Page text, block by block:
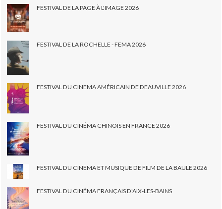
FESTIVAL DE LA PAGE À L'IMAGE 2026
FESTIVAL DE LA ROCHELLE - FEMA 2026
FESTIVAL DU CINEMA AMÉRICAIN DE DEAUVILLE 2026
FESTIVAL DU CINÉMA CHINOIS EN FRANCE 2026
FESTIVAL DU CINEMA ET MUSIQUE DE FILM DE LA BAULE 2026
FESTIVAL DU CINÉMA FRANÇAIS D'AIX-LES-BAINS